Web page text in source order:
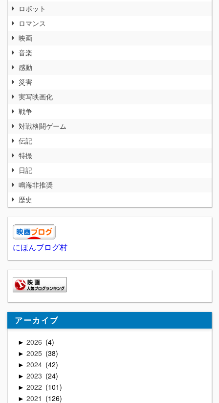
ロボット
ロマンス
映画
音楽
感動
災害
実写映画化
戦争
対戦格闘ゲーム
伝記
特撮
日記
鳴海非推奨
歴史
にほんブログ村
アーカイブ
► 2026 4
► 2025 38
► 2024 42
► 2023 24
► 2022 101
► 2021 126